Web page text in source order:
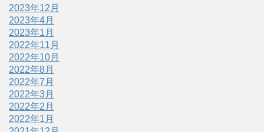
2023年12月
2023年4月
2023年1月
2022年11月
2022年10月
2022年8月
2022年7月
2022年3月
2022年2月
2022年1月